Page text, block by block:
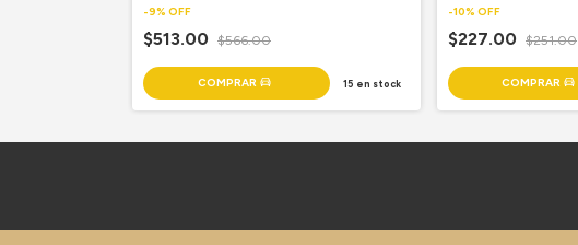
-9% OFF
$513.00 $566.00
15 en stock
-10% OFF
$227.00 $251.00